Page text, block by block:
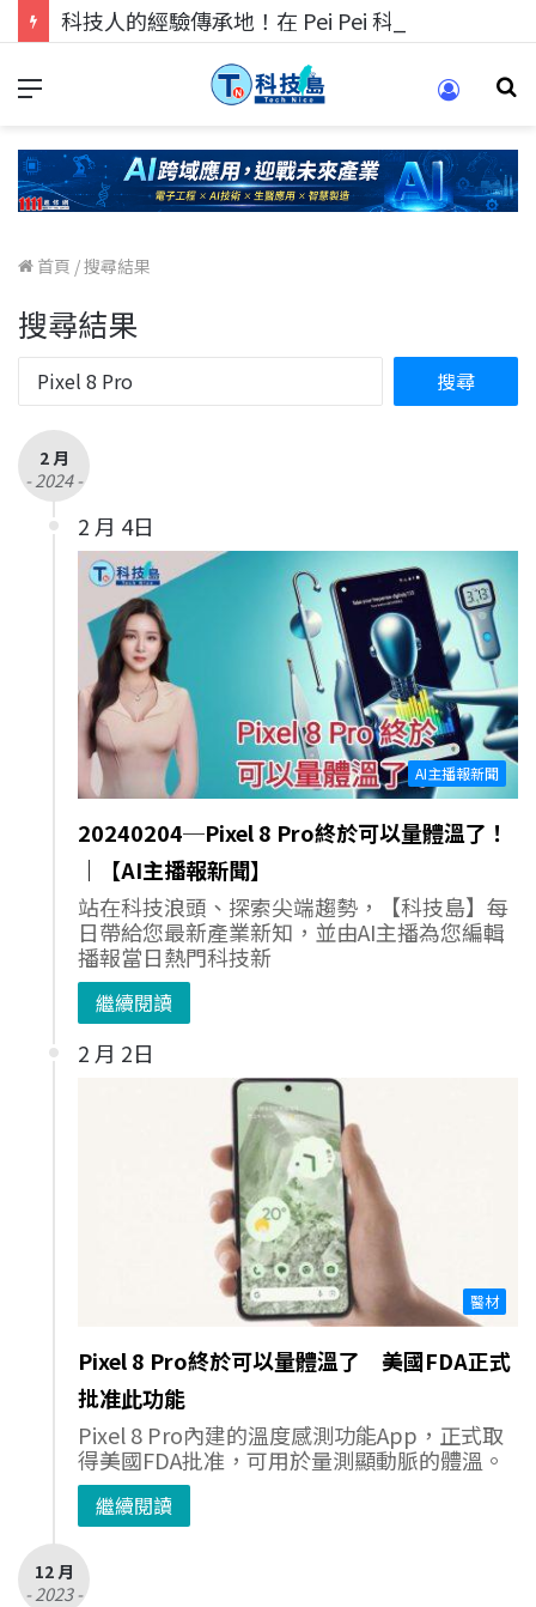
首頁 /搜尋結果
搜尋結果
2 月
- 2024 -
2 月 4日
AI主播報新聞
20240204─Pixel 8 Pro終於可以量體溫了！
｜【AI主播報新聞】
站在科技浪頭、探索尖端趨勢，【科技島】每
日帶給您最新產業新知，並由AI主播為您編輯
播報當日熱門科技新
繼續閱讀
2 月 2日
醫材
Pixel 8 Pro終於可以量體溫了 美國FDA正式
批准此功能
Pixel 8 Pro內建的溫度感測功能App，正式取
得美國FDA批准，可用於量測顯動脈的體溫。
繼續閱讀
12 月
- 2023 -